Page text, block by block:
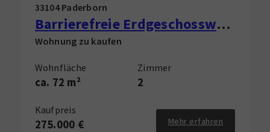
33104 Paderborn
Barrierefreie Erdgeschosswohnung mit Garten in Paderborn zu verkaufen!
Wohnung zu kaufen
Wohnfläche
ca. 72 m²
Zimmer
2
Kaufpreis
275.000 € Mehr erfahren